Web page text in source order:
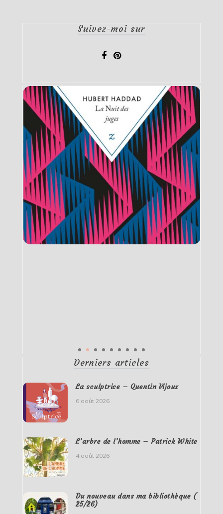
Suivez-moi sur
Derniers articles
La sculptrice – Quentin Vijoux
6 août 2026
L’arbre de l’homme – Patrick White
4 août 2026
Du nouveau dans ma bibliothèque (
25/26)